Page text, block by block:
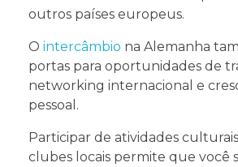
outros países europeus.
O intercâmbio na Alemanha
portas para oportunidades de
networking internacional e
pessoal.
Participar de atividades
clubes locais permite que você